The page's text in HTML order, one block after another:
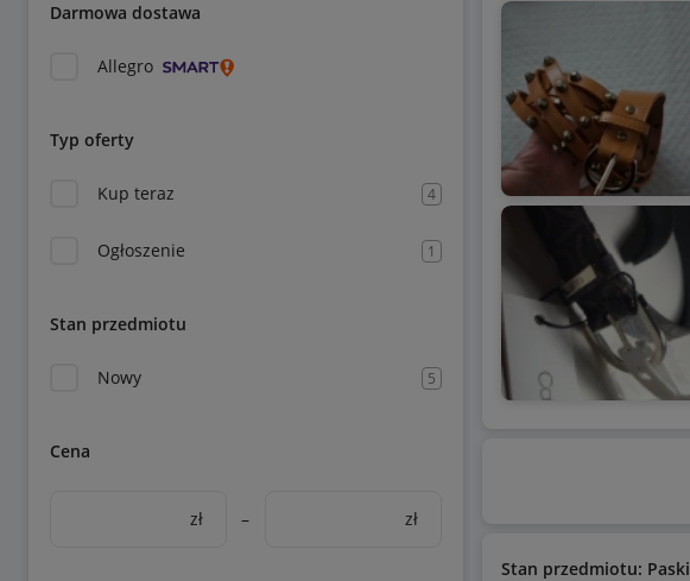
Darmowa dostawa
Allegro
Typ oferty
Kup teraz 4
Ogłoszenie 1
Stan przedmiotu
Nowy 5
Cena
zł – zł
Stan przedmiotu: Paski